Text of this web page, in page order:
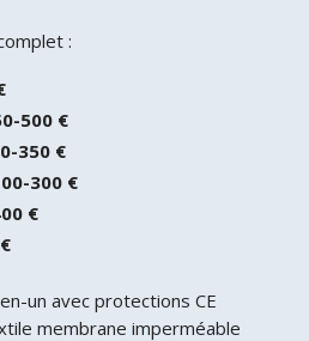
:
500 €
350 €
300 €
€
un avec protections CE
membrane imperméable